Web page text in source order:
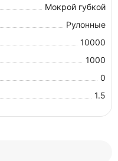
Мокрой губкой
Рулонные
10000
1000
0
1.5